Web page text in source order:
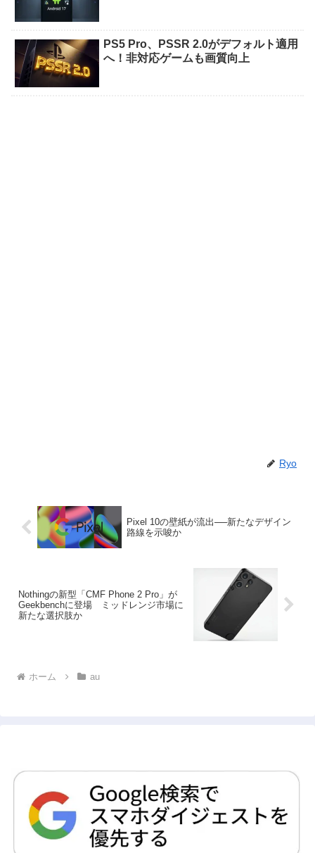
PS5 Pro、PSSR 2.0がデフォルト適用
へ！非対応ゲームも画質向上
Ryo
Pixel 10の壁紙が流出──新たなデザイン
路線を示唆か
Nothingの新型「CMF Phone 2 Pro」が
Geekbenchに登場 ミッドレンジ市場に
新たな選択肢か
ホーム au